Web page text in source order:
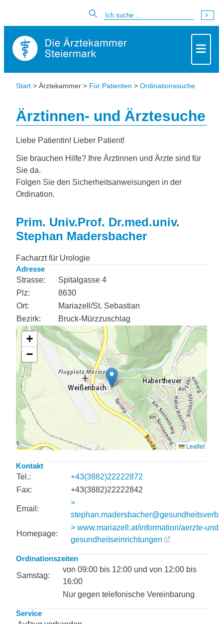
Start > Ärztekammer > Für Patienten > Ordinationssuche
Ärztinnen- und Ärztesuche
Liebe Patientin! Lieber Patient!
Sie brauchen Hilfe? Ihre Ärztinnen und Ärzte sind für
Sie da.
Folgen Sie den Sicherheitsanweisungen in der
Ordination.
Prim. Univ.Prof. Dr.med.univ.
Stephan Madersbacher
Facharzt für Urologie
Adresse
Strasse:
Spitalgasse 4
Plz:
8630
Ort:
Mariazell/St. Sebastian
Bezirk:
Bruck-Mürzzuschlag
Kontakt
Tel.:
+43(3882)22222872
Fax:
+43(3882)22222842
Email:
>
Homepage:
> www.mariazell.at/information/aerzte-und-
gesundheitseinrichtungen
Ordinationszeiten
Samstag:
von 09:00 bis 12:00 und von 12:00 bis
16:00
Nur gegen telefonische Vereinbarung
Service